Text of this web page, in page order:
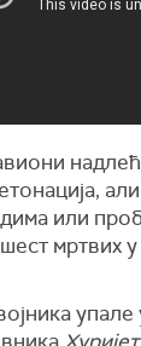
али
или
мртвих
упале